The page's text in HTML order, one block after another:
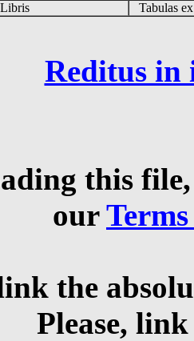
Tabulas
Reditus in
this
our
the
Please,